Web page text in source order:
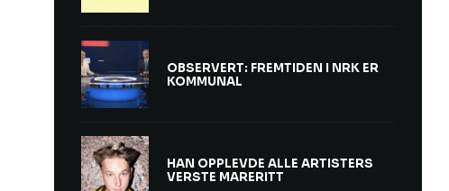
OBSERVERT: FREMTIDEN I NRK ER
KOMMUNAL
HAN OPPLEVDE ALLE ARTISTERS
VERSTE MARERITT